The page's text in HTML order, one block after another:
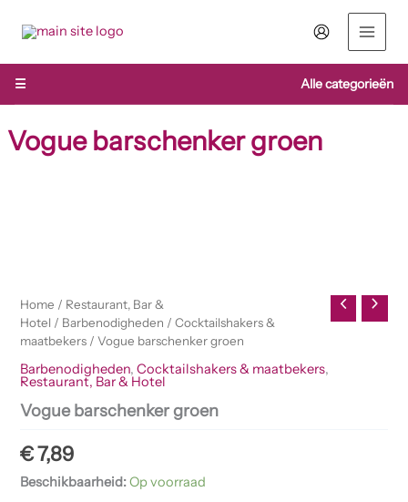
naar
inhoud
☰
Alle categorieën
Vogue barschenker groen
Home / Restaurant, Bar &
Hotel / Barbenodigheden /Cocktailshakers &
maatbekers / Vogue barschenker groen
Barbenodigheden,Cocktailshakers & maatbekers,
Restaurant, Bar & Hotel
Vogue barschenker groen
€7,89
Beschikbaarheid:Op voorraad